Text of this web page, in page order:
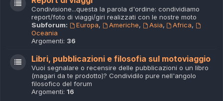
Condivisione...questa la parola d'ordine: condividiamo
report/foto di viaggi/giri realizzati con le nostre moto
Subforum:
Europa, Americhe, Asia, Africa,
Oceania
Argomenti: 36
Libri, pubblicazioni e filosofia sul motoviaggio
Vuoi segnalare o recensire delle pubblicazioni o un libro
(magari da te prodotto)? Condividilo pure nell'angolo
filosofico del forum
Argomenti: 16